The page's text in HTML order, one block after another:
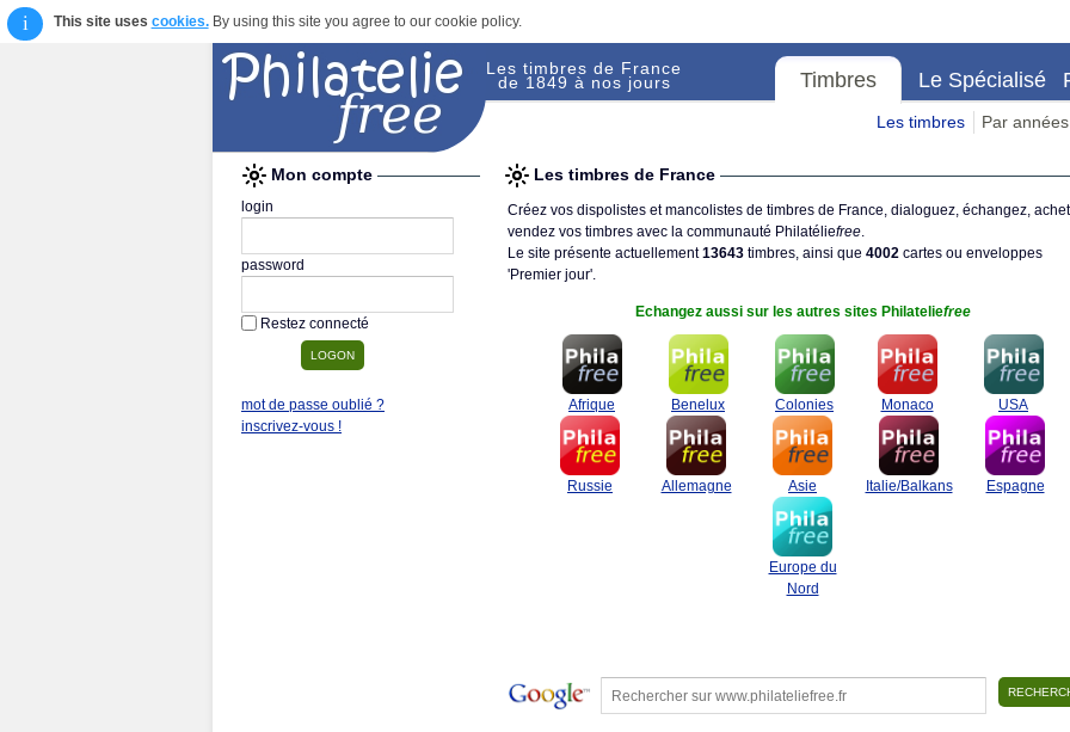
i This site uses cookies.By using this site you agree to our cookie policy.
Les timbres de France
de 1849 à nos jours Timbres Le Spécialisé
Les timbres Par années
Mon compte
login
password
Restez connecté
mot de passe oublié ?
inscrivez-vous !
Les timbres de France
Créez vos dispolistes et mancolistes de timbres de France, dialoguez, échangez,
vendez vos timbres avec la communauté Philatéliefree.
Le site présente actuellement13643 timbres, ainsi que 4002 cartes ou enveloppes
'Premier jour'.
Echangez aussi sur les autres sites Philateliefree
Afrique Benelux Colonies Monaco USA
Russie Allemagne Asie Italie/Balkans Espagne
Europe du
Nord